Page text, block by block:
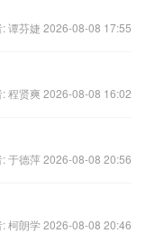
: 谭芬婕 2026-08-08 17:55
: 程贤爽 2026-08-08 16:02
: 于德萍 2026-08-08 20:56
: 柯朗学 2026-08-08 20:46